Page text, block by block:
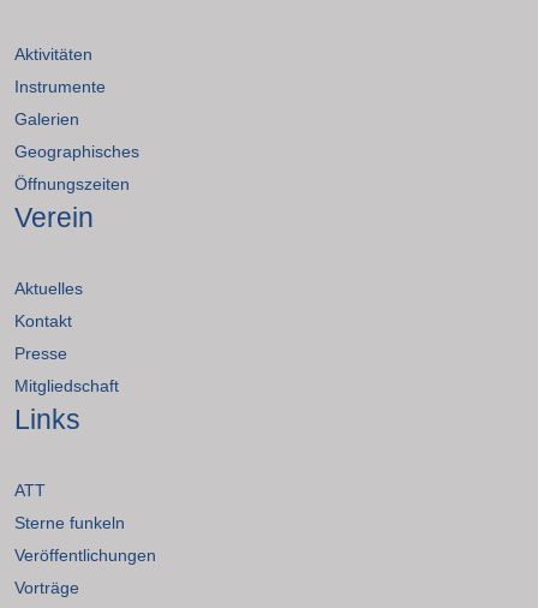
Aktivitäten
Instrumente
Galerien
Geographisches
Öffnungszeiten
Verein
Aktuelles
Kontakt
Presse
Mitgliedschaft
Links
ATT
Sterne funkeln
Veröffentlichungen
Vorträge